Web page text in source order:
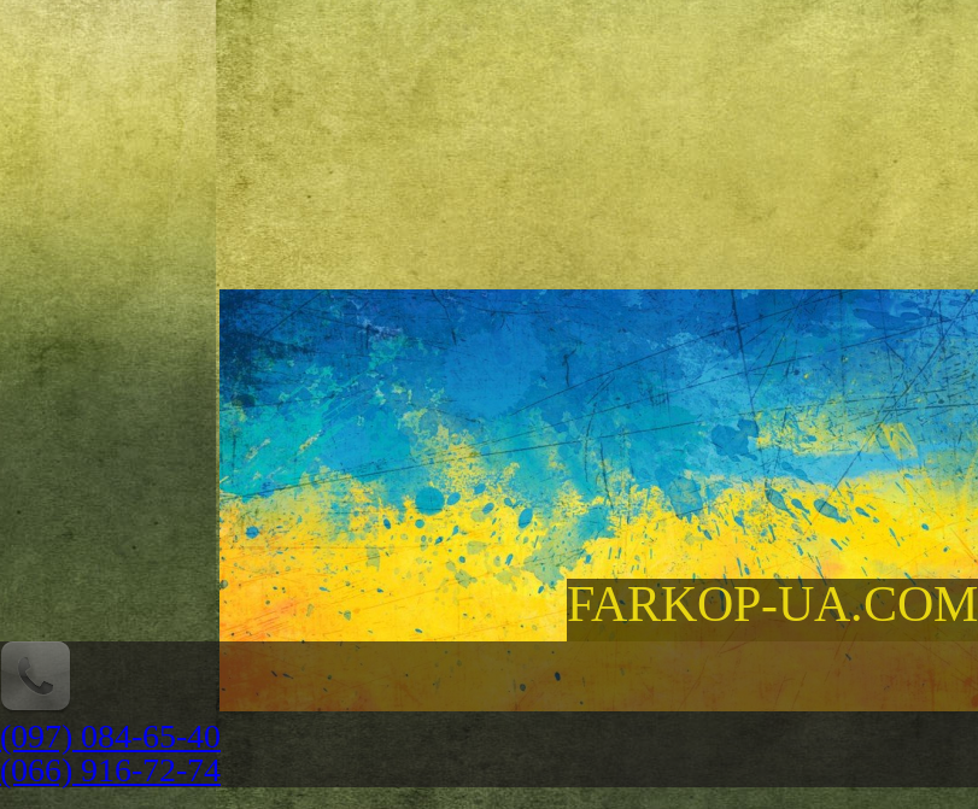
FARKOP-UA.COM
(097) 084-65-40
(066) 916-72-74